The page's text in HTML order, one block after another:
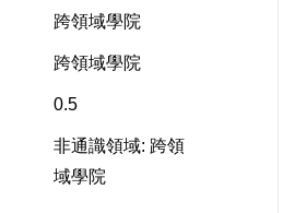
跨領域學院
跨領域學院
0.5
非通識領域: 跨領
域學院